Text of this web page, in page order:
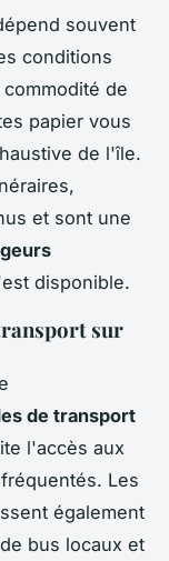
souvent
conditions
de
papier vous
de l'île.
et sont une
disponible.
sur
de transport
l'accès aux
Les
également
bus locaux et